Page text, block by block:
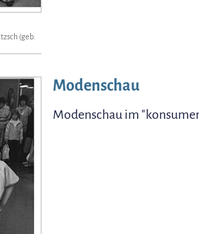
(geb.
Modenschau
Modenschau im